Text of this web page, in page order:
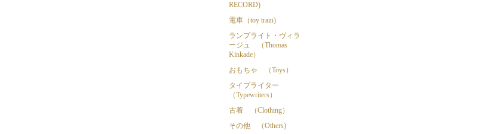
RECORD)
電車（toy train)
ランプライト・ヴィラ
ージュ （Thomas
Kinkade）
おもちゃ （Toys）
タイプライター
（Typewriters）
古着 （Clothing）
その他 （Others)